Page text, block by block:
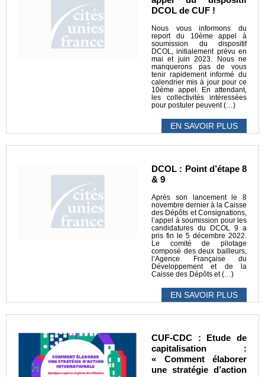
DCOL de CUF !
Nous vous informons du
report du 10ème appel à
soumission du dispositif
DCOL, initialement prévu en
mai et juin 2023. Nous ne
manquerons pas de vous
tenir rapidement informé du
calendrier mis à jour pour ce
10ème appel. En attendant,
les collectivités intéressées
pour postuler peuvent (…)
EN SAVOIR PLUS
DCOL : Point d’étape 8
& 9
Après son lancement le 8
novembre dernier à la Caisse
des Dépôts et Consignations,
l’appel à soumission pour les
candidatures du DCOL 9 a
pris fin le 5 décembre 2022.
Le comité de pilotage
composé des deux bailleurs,
l’Agence Française du
Développement et de la
Caisse des Dépôts et (…)
EN SAVOIR PLUS
CUF-CDC : Etude de
capitalisation :
« Comment élaborer
une stratégie d’action